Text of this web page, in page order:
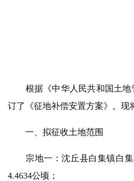
根据《中华人民共和国土地
订了《征地补偿安置方案》。现
一、拟征收土地范围
宗地一：沈丘县白集镇白集
4.4634公顷；